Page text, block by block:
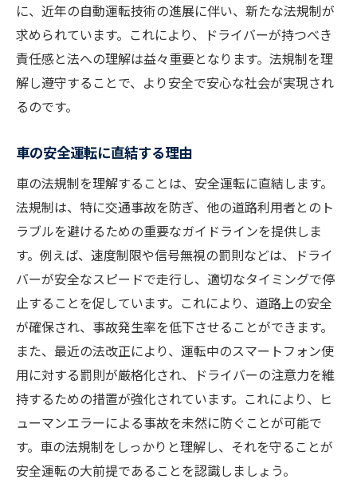
事故削減のための技術導入
安全装置の義務化とその影響
新しい安全基準の実践法
車の検査基準変更で知っておくべきポイント
新たな検査項目の詳細
車検の頻度とその重要性
安全基準強化の内容
メンテナンスの重要性とその理由
検査基準変更による費用への影響
エコカーの普及がもたらす法規制の変化
エコカーの普及状況と法規制
燃費基準緩和の可能性
エコカーに特化した法改正
電動車両の普及促進法
環境保護との両立を図る法規制
エコカー所有者の新たな義務
燃費基準強化がもたらすドライバーへの影響
に、近年の自動運転技術の進展に伴い、新たな法規制が
求められています。これにより、ドライバーが持つべき
責任感と法への理解は益々重要となります。法規制を理
解し遵守することで、より安全で安心な社会が実現され
るのです。
車の安全運転に直結する理由
車の法規制を理解することは、安全運転に直結します。
法規制は、特に交通事故を防ぎ、他の道路利用者とのト
ラブルを避けるための重要なガイドラインを提供しま
す。例えば、速度制限や信号無視の罰則などは、ドライ
バーが安全なスピードで走行し、適切なタイミングで停
止することを促しています。これにより、道路上の安全
が確保され、事故発生率を低下させることができます。
また、最近の法改正により、運転中のスマートフォン使
用に対する罰則が厳格化され、ドライバーの注意力を維
持するための措置が強化されています。これにより、ヒ
ューマンエラーによる事故を未然に防ぐことが可能で
す。車の法規制をしっかりと理解し、それを守ることが
安全運転の大前提であることを認識しましょう。